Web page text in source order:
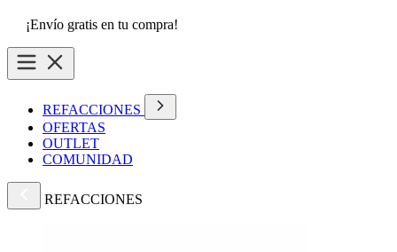
¡Envío gratis en tu compra!
REFACCIONES
OFERTAS
OUTLET
COMUNIDAD
REFACCIONES